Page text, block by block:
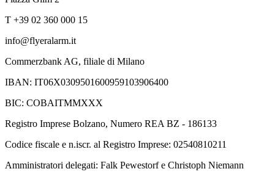
T +39 02 360 000 15
info@flyeralarm.it
Commerzbank AG, filiale di Milano
IBAN: IT06X0309501600959103906400
BIC: COBAITMMXXX
Registro Imprese Bolzano, Numero REA BZ - 186133
Codice fiscale e n.iscr. al Registro Imprese: 02540810211
Amministratori delegati: Falk Pewestorf e Christoph Niemann